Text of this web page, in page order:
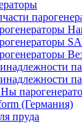
(Германия)
пруда